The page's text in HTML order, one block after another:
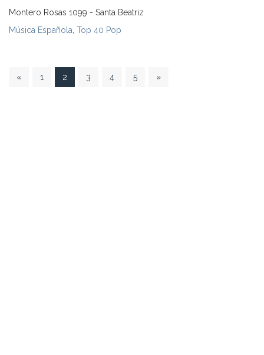
Montero Rosas 1099 - Santa Beatriz
Música Española Top 40 Pop
« 1 2 3 4 5 »